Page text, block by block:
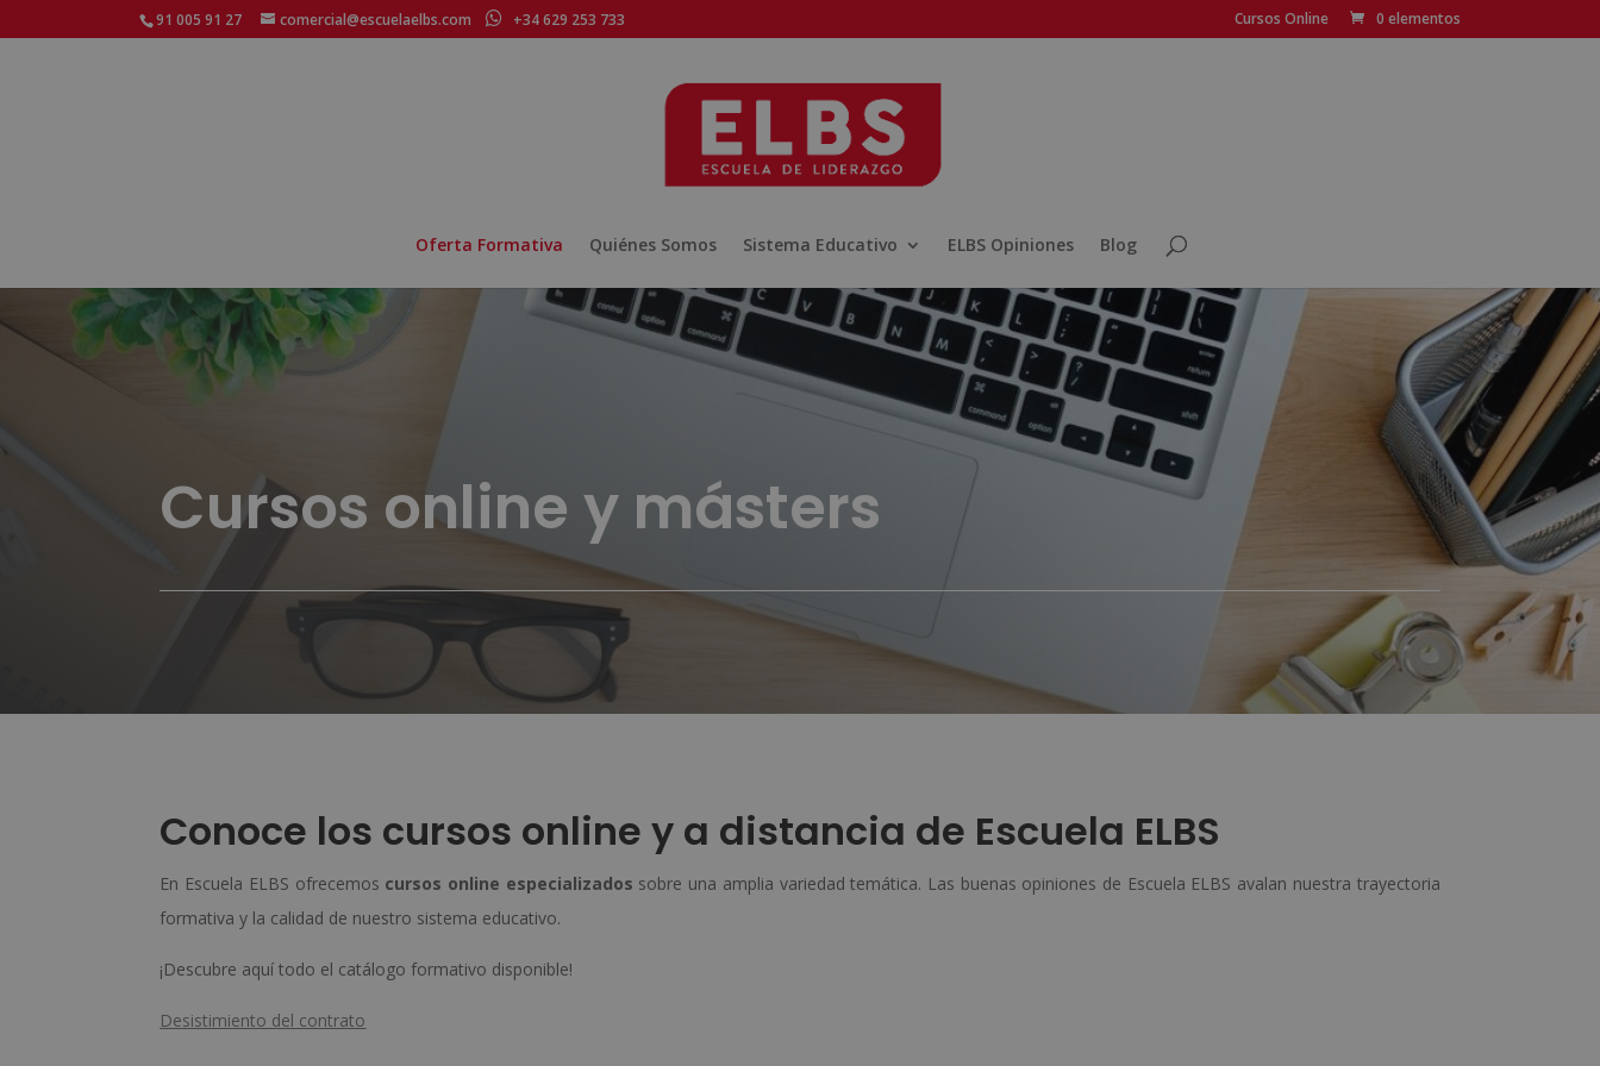
91 005 91 27 comercial@escuelaelbs.com +34 629 253 733 Cursos Online 0 elementos
Oferta Formativa Quiénes Somos Sistema Educativo ELBS Opiniones Blog
Cursos online y másters
Conoce los cursos online y a distancia de Escuela ELBS
En Escuela ELBS ofrecemos cursos online especializados sobre una amplia variedad temática. Las buenas opiniones de Escuela ELBS avalan nuestra trayectoria
formativa y la calidad de nuestro sistema educativo.
¡Descubre aquí todo el catálogo formativo disponible!
Desistimiento del contrato